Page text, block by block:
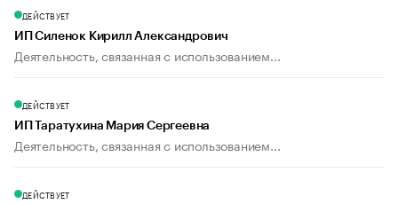
ДЕЙСТВУЕТ
ИП Силенок Кирилл Александрович
Деятельность, связанная с использованием...
ДЕЙСТВУЕТ
ИП Таратухина Мария Сергеевна
Деятельность, связанная с использованием...
ДЕЙСТВУЕТ